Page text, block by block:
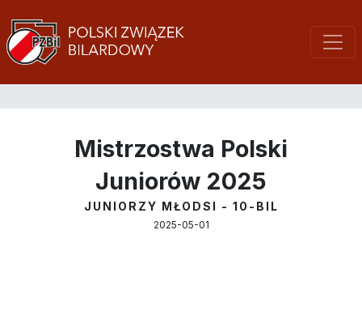
Mistrzostwa Polski
Juniorów 2025
JUNIORZY MŁODSI - 10-BIL
2025-05-01